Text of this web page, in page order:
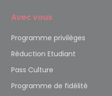
Avec vous
Programme privilèges
Réduction Etudiant
Pass Culture
Programme de fidélité